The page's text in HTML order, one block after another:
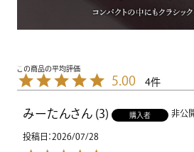
5.00 4
みーたん 3 購入者 非公
投稿日 2026/07/28